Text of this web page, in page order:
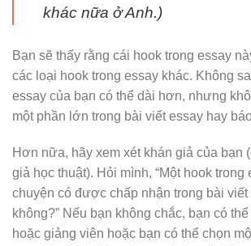
khác nữa ở Anh.)
Bạn sẽ thấy rằng cái hook trong essay
các loại hook trong essay khác. Không
essay của bạn có thể dài hơn, nhưng
một phần lớn trong bài viết essay hay
Hơn nữa, hãy xem xét khán giả của bạn
giả học thuật). Hỏi mình, “Một hook trong
chuyện có được chấp nhận trong bài
không?” Nếu bạn không chắc, bạn có
hoặc giảng viên hoặc bạn có thể chọn